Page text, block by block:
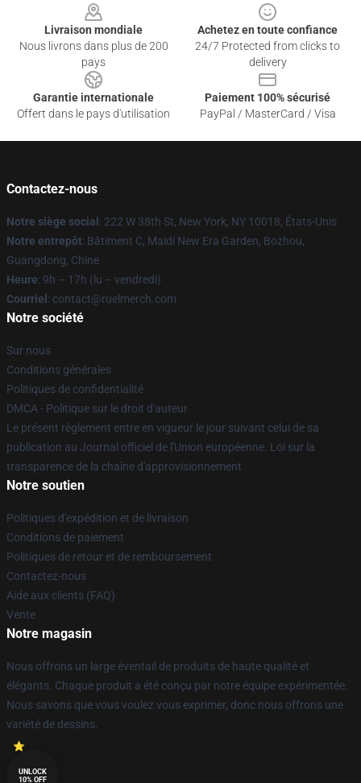
Livraison mondiale
Nous livrons dans plus de 200
pays
Achetez en toute confiance
24/7 Protected from clicks to
delivery
Garantie internationale
Offert dans le pays d'utilisation
Paiement 100% sécurisé
PayPal / MasterCard / Visa
Contactez-nous
Notre siège social : 222 W 38th St, New York, NY 10018, États-Unis
Notre entrepôt: Bâtiment C, Maidi New Era Garden, Bozhou,
Guangdong, Chine
Heure: 9h – 17h (lu – vendredi)
Courriel : contact@ruelmerch.com
Notre société
Sur nous
Conditions générales
Politiques de confidentialité
DMCA - Politique sur le droit d'auteur
Le présent règlement entre en vigueur le jour suivant celui de sa
publication au Journal officiel de l'Union européenne. Loi sur la
transparence de la chaîne d'approvisionnement
Notre soutien
Politiques d'expédition et de livraison
Conditions de paiement
Politiques de retour et de remboursement
Contactez-nous
Aide aux clients (FAQ)
Vente
Notre magasin
Nous offrons un large éventail de produits de haute qualité et
élégants. Chaque produit a été conçu par notre équipe expérimentée.
Nous savons que vous voulez vous exprimer, donc nous offrons une
variété de dessins.
UNLOCK
10% OFF